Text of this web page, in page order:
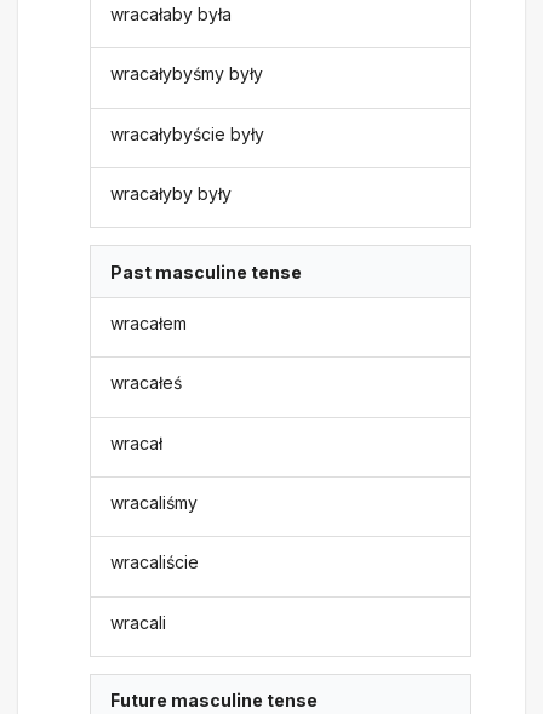
wracałaby była
wracałybyśmy były
wracałybyście były
wracałyby były
Past masculine tense
wracałem
wracałeś
wracał
wracaliśmy
wracaliście
wracali
Future masculine tense